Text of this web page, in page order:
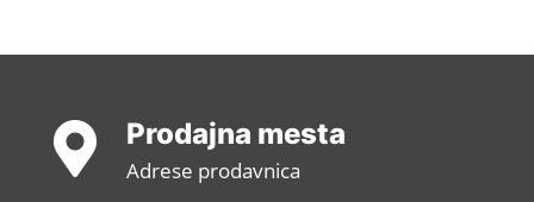
 Prodajna mesta
Adrese prodavnica